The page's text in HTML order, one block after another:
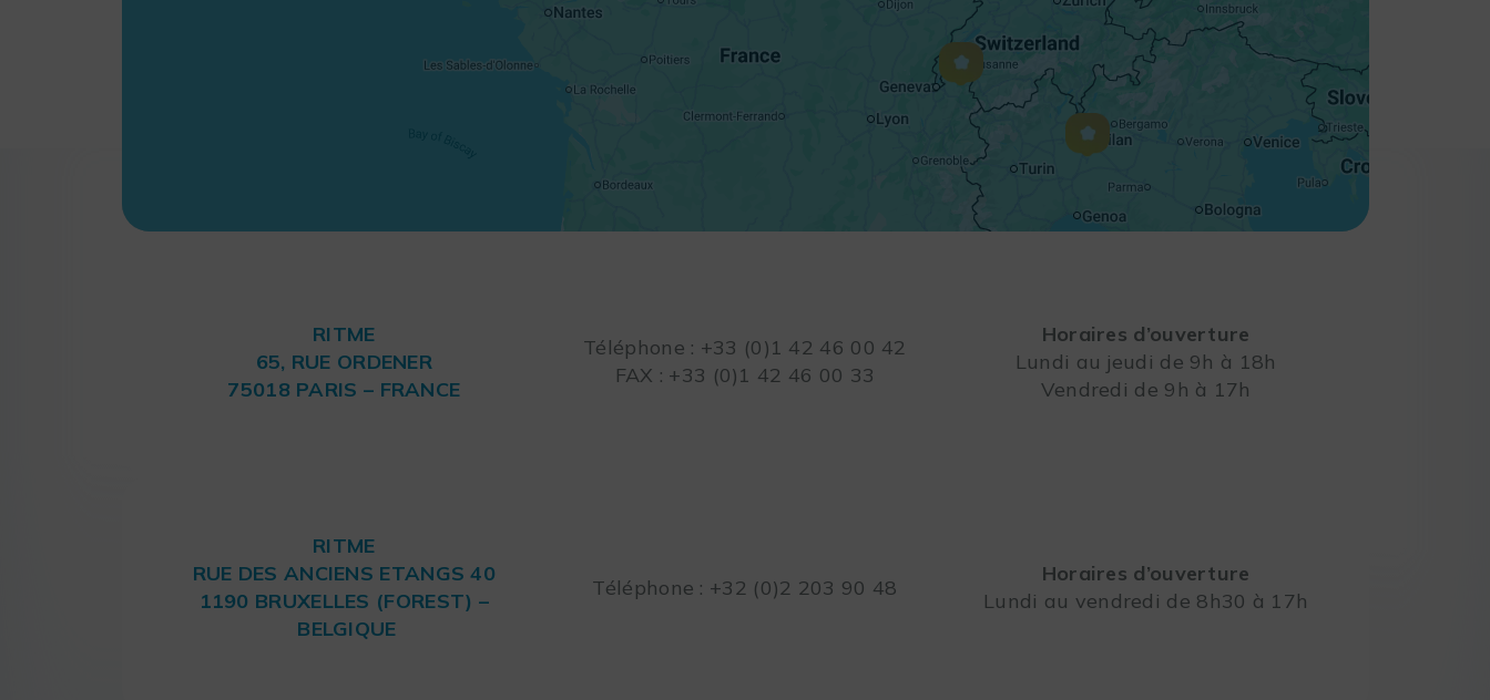
RITME
65, RUE ORDENER
75018 PARIS – FRANCE
Téléphone : +33 (0)1 42 46 00 42
FAX : +33 (0)1 42 46 00 33
Horaires d’ouverture
Lundi au jeudi de 9h à 18h
Vendredi de 9h à 17h
RITME
RUE DES ANCIENS ETANGS 40
1190 BRUXELLES (FOREST) –
BELGIQUE
Téléphone : +32 (0)2 203 90 48
Horaires d’ouverture
Lundi au vendredi de 8h30 à 17h